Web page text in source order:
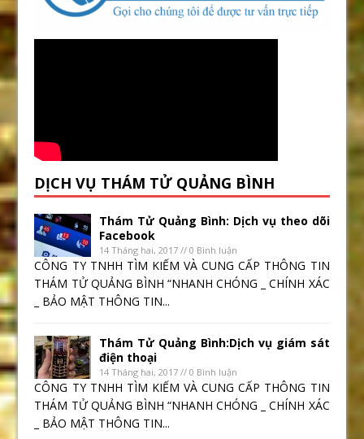
DỊCH VỤ THÁM TỬ QUẢNG BÌNH
Thám Tử Quảng Bình: Dịch vụ theo dõi
Facebook
14 Tháng hai, 2017 // 0 Bình luận
CÔNG TY TNHH TÌM KIẾM VÀ CUNG CẤP THÔNG TIN
THÁM TỬ QUẢNG BÌNH “NHANH CHÓNG _ CHÍNH XÁC
_ BẢO MẬT THÔNG TIN...
Thám Tử Quảng Bình:Dịch vụ giám sát
điện thoại
14 Tháng hai, 2017 // 0 Bình luận
CÔNG TY TNHH TÌM KIẾM VÀ CUNG CẤP THÔNG TIN
THÁM TỬ QUẢNG BÌNH “NHANH CHÓNG _ CHÍNH XÁC
_ BẢO MẬT THÔNG TIN...